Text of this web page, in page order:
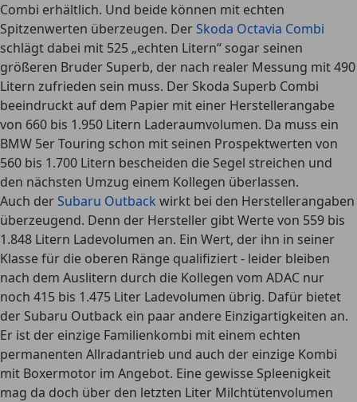
Combi erhältlich. Und beide können mit echten
Spitzenwerten überzeugen. DerSkoda Octavia Combi
schlägt dabei mit 525 „echten Litern“ sogar seinen
größeren Bruder Superb, der nach realer Messung mit 490
Litern zufrieden sein muss. Der Skoda Superb Combi
beeindruckt auf dem Papier mit einer Herstellerangabe
von 660 bis 1.950 Litern Laderaumvolumen. Da muss ein
BMW 5er Touring schon mit seinen Prospektwerten von
560 bis 1.700 Litern bescheiden die Segel streichen und
den nächsten Umzug einem Kollegen überlassen.
Auch derSubaru Outback wirkt bei den Herstellerangaben
überzeugend. Denn der Hersteller gibt Werte von 559 bis
1.848 Litern Ladevolumen an. Ein Wert, der ihn in seiner
Klasse für die oberen Ränge qualifiziert - leider bleiben
nach dem Auslitern durch die Kollegen vom ADAC nur
noch 415 bis 1.475 Liter Ladevolumen übrig. Dafür bietet
der Subaru Outback ein paar andere Einzigartigkeiten an.
Er ist der einzige Familienkombi mit einem echten
permanenten Allradantrieb und auch der einzige Kombi
mit Boxermotor im Angebot. Eine gewisse Spleenigkeit
mag da doch über den letzten Liter Milchtütenvolumen